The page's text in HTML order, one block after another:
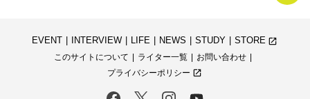
EVENT INTERVIEW LIFE NEWS STUDY STORE launch
このサイトについて
ライター一覧
お問い合わせ
プライバシーポリシー launch